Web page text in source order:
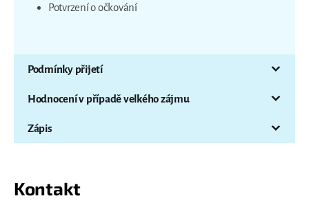
Potvrzení o očkování
Podmínky přijetí
Hodnocení v případě velkého zájmu
Zápis
Kontakt